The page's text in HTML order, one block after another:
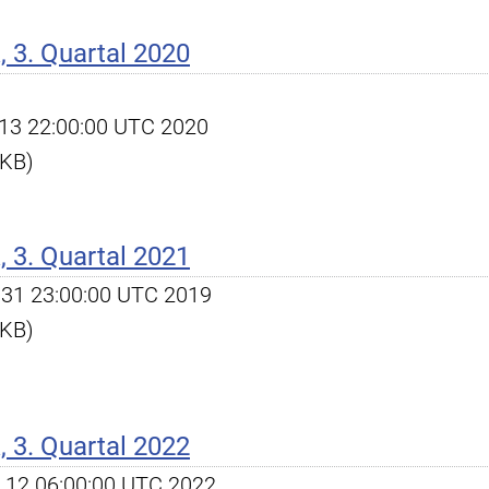
3. Quartal 2020
22:00:00 UTC 2020
3. Quartal 2021
23:00:00 UTC 2019
3. Quartal 2022